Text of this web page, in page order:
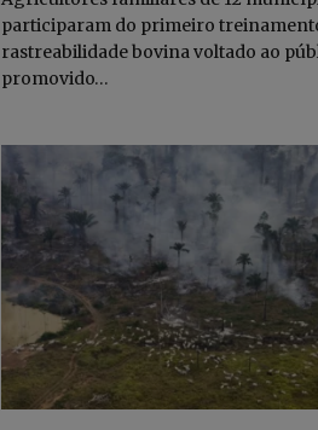
participaram do primeiro
rastreabilidade bovina voltado ao
promovido…